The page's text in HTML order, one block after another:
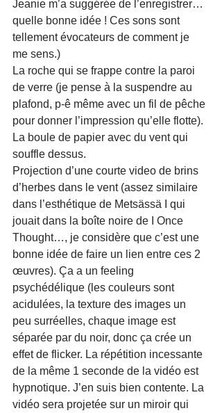
Jeanie m’a suggérée de l’enregistrer…
quelle bonne idée ! Ces sons sont
tellement évocateurs de comment je
me sens.)
La roche qui se frappe contre la paroi
de verre (je pense à la suspendre au
plafond, p-ê même avec un fil de pêche
pour donner l’impression qu’elle flotte).
La boule de papier avec du vent qui
souffle dessus.
Projection d’une courte video de brins
d’herbes dans le vent (assez similaire
dans l’esthétique de Metsässä I qui
jouait dans la boîte noire de I Once
Thought…, je considère que c’est une
bonne idée de faire un lien entre ces 2
œuvres). Ça a un feeling
psychédélique (les couleurs sont
acidulées, la texture des images un
peu surréelles, chaque image est
séparée par du noir, donc ça crée un
effet de flicker. La répétition incessante
de la même 1 seconde de la vidéo est
hypnotique. J’en suis bien contente. La
vidéo sera projetée sur un miroir qui